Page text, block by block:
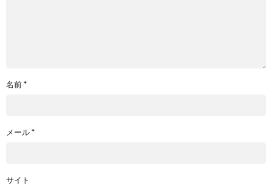
名前*
メール*
サイト